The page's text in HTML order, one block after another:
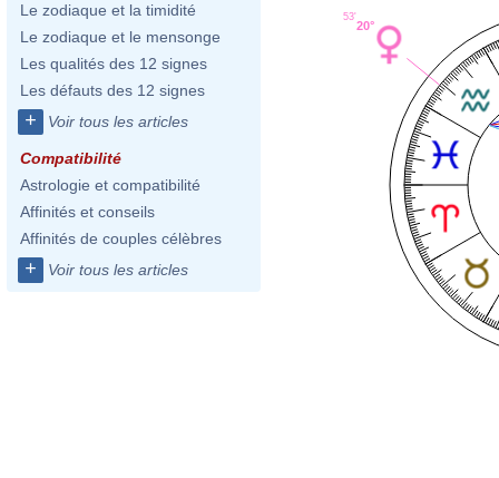
Le zodiaque et la timidité
Le zodiaque et le mensonge
Les qualités des 12 signes
Les défauts des 12 signes
+ Voir tous les articles
Compatibilité
Astrologie et compatibilité
Affinités et conseils
Affinités de couples célèbres
+ Voir tous les articles
20°
53'